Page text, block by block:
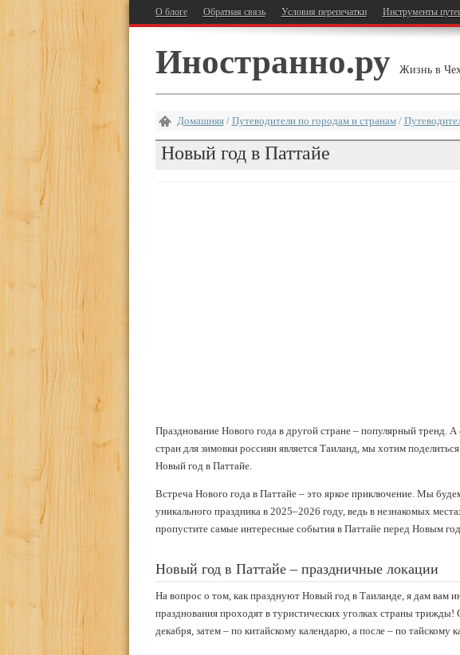
О блоге Обратная связь Условия перепечатки Инструменты
Иностранно.ру Жизнь в
Домашняя/ Путеводители по городам и странам/
Новый год в Паттайе
Празднование Нового года в другой стране – популярный тренд.
стран для зимовки россиян является Таиланд, мы хотим
Новый год в Паттайе.
Встреча Нового года в Паттайе – это яркое приключение. Мы
уникального праздника в 2025–2026 году, ведь в незнакомых
пропустите самые интересные события в Паттайе перед Новым
Новый год в Паттайе – праздничные локации
На вопрос о том, как празднуют Новый год в Таиланде, я дам вам
празднования проходят в туристических уголках страны трижды!
декабря, затем – по китайскому календарю, а после – по тайскому